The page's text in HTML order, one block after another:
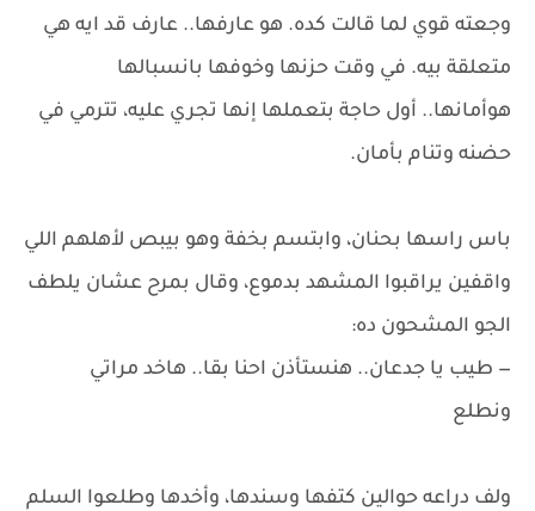
وجعته قوي لما قالت كده. هو عارفها.. عارف قد ايه هي
متعلقة بيه. في وقت حزنها وخوفها بانسبالها
هوأمانها.. أول حاجة بتعملها إنها تجري عليه، تترمي في
حضنه وتنام بأمان.
باس راسها بحنان، وابتسم بخفة وهو بيبص لأهلهم اللي
واقفين يراقبوا المشهد بدموع، وقال بمرح عشان يلطف
الجو المشحون ده:
— طيب يا جدعان.. هنستأذن احنا بقا.. هاخد مراتي
ونطلع
ولف دراعه حوالين كتفها وسندها، وأخدها وطلعوا السلم